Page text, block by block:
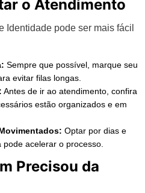
o Atendimento
Identidade pode ser mais fácil
Sempre que possível, marque seu
evitar filas longas.
Antes de ir ao atendimento, confira
estão organizados e em
Optar por dias e
acelerar o processo.
Precisou da